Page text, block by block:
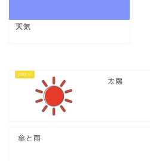
天気
太陽
傘と雨